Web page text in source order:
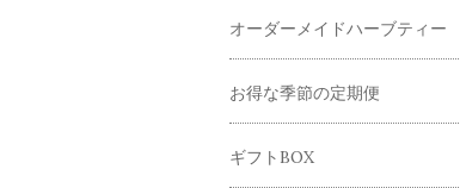
オーダーメイドハーブティー
お得な季節の定期便
ギフトBOX